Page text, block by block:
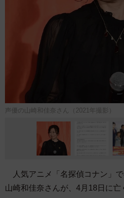
声優の山崎和佳奈さん（2021年撮影）
人気アニメ「名探偵コナン」
山崎和佳奈さんが、4月18日に亡